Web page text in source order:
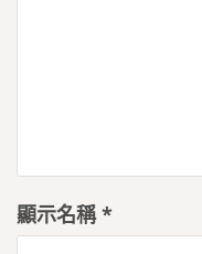
顯示名稱*